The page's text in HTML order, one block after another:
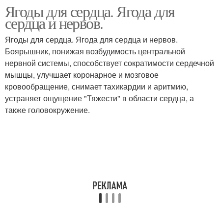
Ягоды для сердца. Ягода для
сердца и нервов.
Ягоды для сердца. Ягода для сердца и нервов.
Боярышник, понижая возбудимость центральной
нервной системы, способствует сократимости сердечной
мышцы, улучшает коронарное и мозговое
кровообращение, снимает тахикардии и аритмию,
устраняет ощущение "Тяжести" в области сердца, а
также головокружение.